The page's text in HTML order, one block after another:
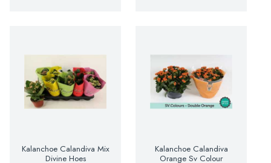
Kalanchoe Calandiva Mix
Divine Hoes
Kalanchoe Calandiva
Orange Sv Colour